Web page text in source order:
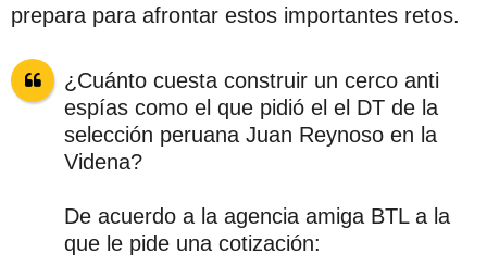
prepara para afrontar estos importantes retos.
¿Cuánto cuesta construir un cerco anti
espías como el que pidió el el DT de la
selección peruana Juan Reynoso en la
Videna?
De acuerdo a la agencia amiga BTL a la
que le pide una cotización: